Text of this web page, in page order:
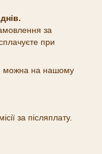
за
при
можна на нашому
за післяплату.